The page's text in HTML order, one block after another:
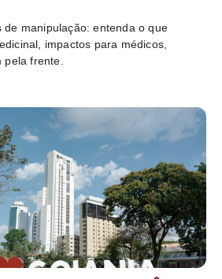
de manipulação: entenda o que
impactos para médicos,
frente.